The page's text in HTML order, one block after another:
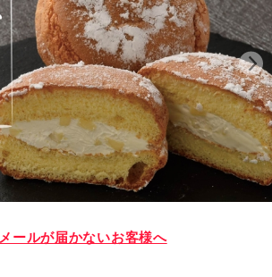
メールが届かないお客様へ